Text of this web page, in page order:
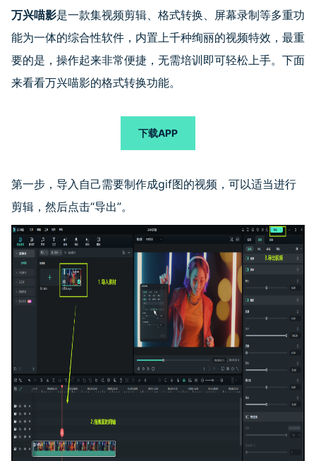
万兴喵影是一款集视频剪辑、格式转换、屏幕录制等多重功
能为一体的综合性软件，内置上千种绚丽的视频特效，最重
要的是，操作起来非常便捷，无需培训即可轻松上手。下面
来看看万兴喵影的格式转换功能。
下载APP
第一步，导入自己需要制作成gif图的视频，可以适当进行
剪辑，然后点击“导出”。